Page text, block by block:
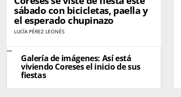
sábado con bicicletas, paella y
el esperado chupinazo
LUCÍA PÉREZ LEONÉS
Galería de imágenes: Así está
viviendo Coreses el inicio de sus
fiestas